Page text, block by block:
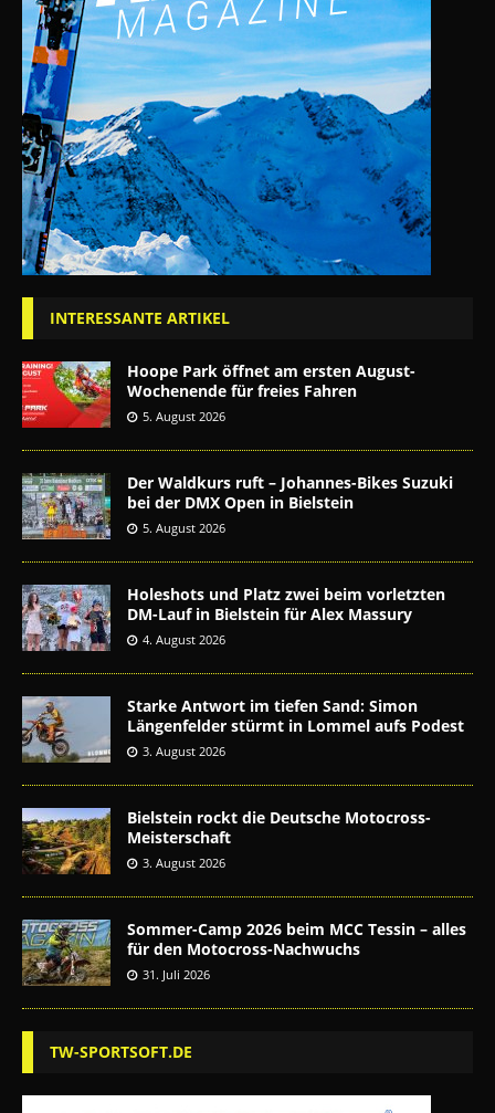
INTERESSANTE ARTIKEL
Hoope Park öffnet am ersten August-
Wochenende für freies Fahren
5. August 2026
Der Waldkurs ruft – Johannes-Bikes Suzuki
bei der DMX Open in Bielstein
5. August 2026
Holeshots und Platz zwei beim vorletzten
DM-Lauf in Bielstein für Alex Massury
4. August 2026
Starke Antwort im tiefen Sand: Simon
Längenfelder stürmt in Lommel aufs Podest
3. August 2026
Bielstein rockt die Deutsche Motocross-
Meisterschaft
3. August 2026
Sommer-Camp 2026 beim MCC Tessin – alles
für den Motocross-Nachwuchs
31. Juli 2026
TW-SPORTSOFT.DE